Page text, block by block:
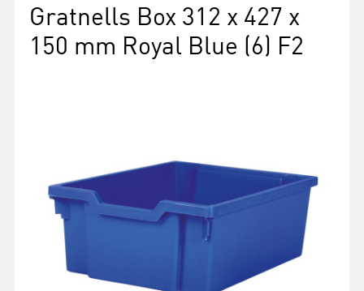
Gratnells Box 312 x 427 x
150 mm Royal Blue (6) F2